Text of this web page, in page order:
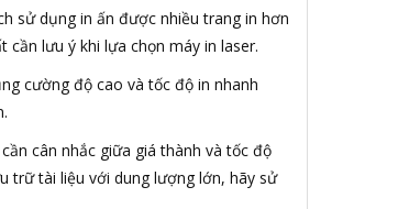
sử dụng in ấn được nhiều trang in hơn
lưu ý khi lựa chọn máy in laser.
cường độ cao và tốc độ in nhanh
cân nhắc giữa giá thành và tốc độ
trữ tài liệu với dung lượng lớn, hãy sử